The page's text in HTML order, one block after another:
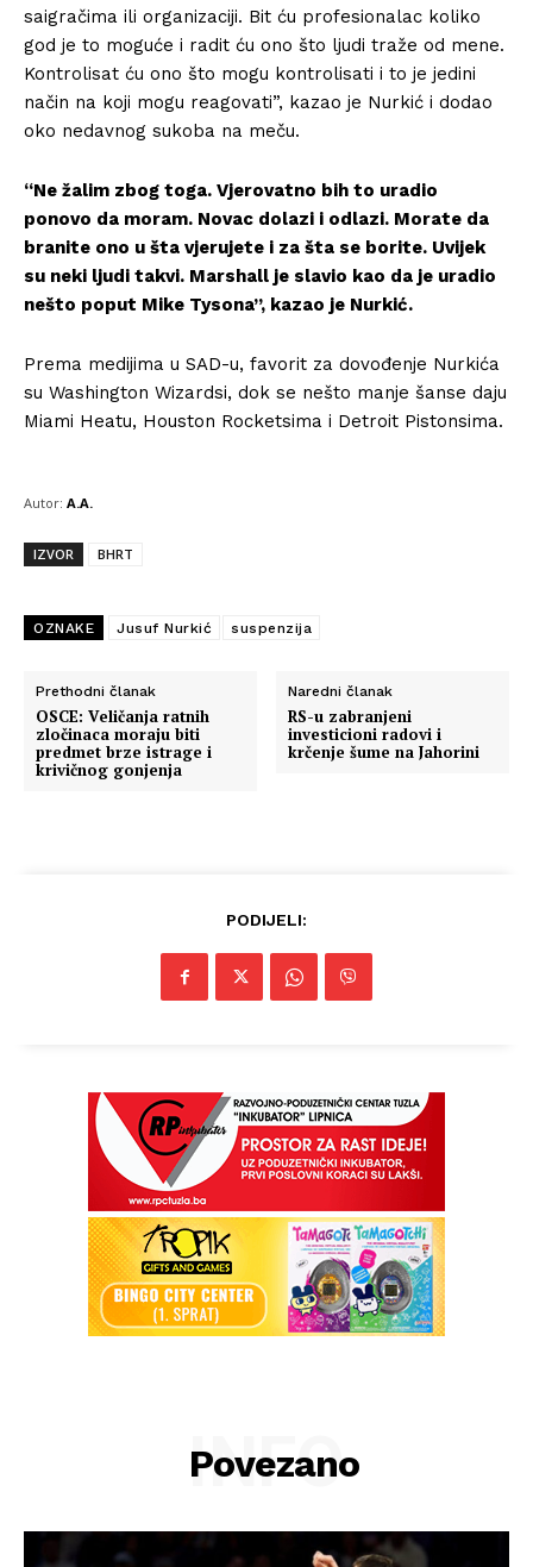
saigračima ili organizaciji. Bit ću profesionalac koliko
god je to moguće i radit ću ono što ljudi traže od mene.
Kontrolisat ću ono što mogu kontrolisati i to je jedini
način na koji mogu reagovati”, kazao je Nurkić i dodao
oko nedavnog sukoba na meču.
“Ne žalim zbog toga. Vjerovatno bih to uradio
ponovo da moram. Novac dolazi i odlazi. Morate da
branite ono u šta vjerujete i za šta se borite. Uvijek
su neki ljudi takvi. Marshall je slavio kao da je uradio
nešto poput Mike Tysona”, kazao je Nurkić.
Prema medijima u SAD-u, favorit za dovođenje Nurkića
su Washington Wizardsi, dok se nešto manje šanse daju
Miami Heatu, Houston Rocketsima i Detroit Pistonsima.
Autor: A.A.
IZVOR BHRT
OZNAKE Jusuf Nurkić suspenzija
Prethodni članak
OSCE: Veličanja ratnih
zločinaca moraju biti
predmet brze istrage i
krivičnog gonjenja
Naredni članak
RS-u zabranjeni
investicioni radovi i
krčenje šume na Jahorini
PODIJELI:
Povezano
INFO